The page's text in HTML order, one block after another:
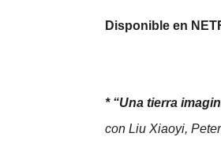
Disponible en
* “Una tierra
con Liu Xiaoyi,